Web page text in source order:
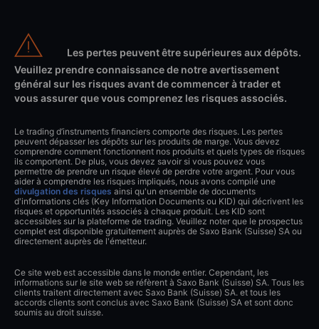
Les pertes peuvent être supérieures aux dépôts.
Veuillez prendre connaissance de notre avertissement
général sur les risques avant de commencer à trader et
vous assurer que vous comprenez les risques associés.
Le trading d’instruments financiers comporte des risques. Les pertes
peuvent dépasser les dépôts sur les produits de marge. Vous devez
comprendre comment fonctionnent nos produits et quels types de risques
ils comportent. De plus, vous devez savoir si vous pouvez vous
permettre de prendre un risque élevé de perdre votre argent. Pour vous
aider à comprendre les risques impliqués, nous avons compilé une
divulgation des risques ainsi qu'un ensemble de documents
d'informations clés (Key Information Documents ou KID) qui décrivent les
risques et opportunités associés à chaque produit. Les KID sont
accessibles sur la plateforme de trading. Veuillez noter que le prospectus
complet est disponible gratuitement auprès de Saxo Bank (Suisse) SA ou
directement auprès de l'émetteur.
Ce site web est accessible dans le monde entier. Cependant, les
informations sur le site web se réfèrent à Saxo Bank (Suisse) SA. Tous les
clients traitent directement avec Saxo Bank (Suisse) SA. et tous les
accords clients sont conclus avec Saxo Bank (Suisse) SA et sont donc
soumis au droit suisse.